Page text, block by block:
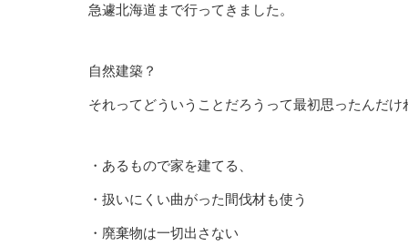
急遽北海道まで行ってきました。
自然建築？
それってどういうことだろうって最初思ったんだけ
・あるもので家を建てる、
・扱いにくい曲がった間伐材も使う
・廃棄物は一切出さない